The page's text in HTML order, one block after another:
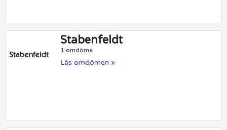
Stabenfeldt
1 omdöme
Läs omdömen »